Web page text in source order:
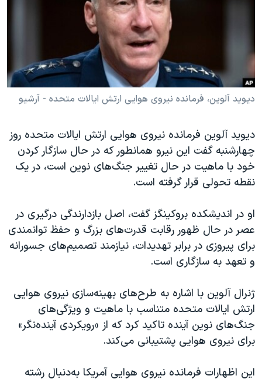
علم و فناوری
اسرائیل در جنگ
آرشیو پخش زنده
انتخابات ریاست جمهوری آمریکا ۲۰۲۴
حمله جمهوری اسلامی به اسرائیل
رمز مهسا
ورزش زنان در ایران
مجموعه مستندهای دادخواهی
تریبونال مردمی آبان ۹۸
دادگاه حمید نوری
قانون شفافیت دارائی کادر رهبری ایران
اعتراضات مردمی آبان ۹۸
اسرائیل در جنگ
همایش محافظه‌کاران آمریکا «سی‌پک»
صفحه‌های ویژه
سفر پرزیدنت ترامپ به چین
زبانهای مختلف
دیوید آلوین، فرمانده نیروی هوایی ارتش ایالات متحده - آرشیو
دیوید آلوین فرمانده نیروی هوایی ارتش ایالات متحده روز
چهارشنبه گفت این نیرو همانطور که در حال سازگار کردن
خود با ماهیت در حال تغییر جنگ‌های نوین است، در یک
نقطه تحولی قرار گرفته است.
او در اندیشکده بروکینگز گفت، اصل بازدارندگی درگیری در
عصر در حال ظهور رقابت قدرت‌های بزرگ و حفظ توانمندی
برای پیروزی در برابر تهدیدات، نیازمند تصمیم‌های جسورانه
و تعهد به سازگاری است.
ژنرال آلوین با اشاره به طرح‌های بهینه‌سازی نیروی هوایی
ارتش ایالات متحده متناسب با ماهیت و ویژگی‌های
جنگ‌های نوین آینده تاکید کرد که از «رویکردی آینده‌نگر»
برای نیروی هوایی پشتیبانی می‌کند.
این اظهارات فرمانده نیروی هوایی آمریکا به‌دنبال رشته